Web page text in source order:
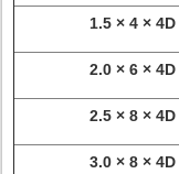
1.5 × 4 ×
2.0 × 6 ×
2.5 × 8 ×
3.0 × 8 ×